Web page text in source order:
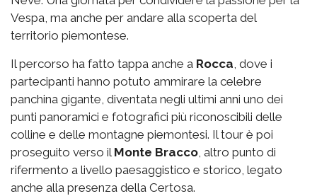
Vespa, ma anche per andare alla scoperta del
territorio piemontese.
Il percorso ha fatto tappa anche a Rocca, dove i
partecipanti hanno potuto ammirare la celebre
panchina gigante, diventata negli ultimi anni uno dei
punti panoramici e fotografici più riconoscibili delle
colline e delle montagne piemontesi. Il tour è poi
proseguito verso il Monte Bracco, altro punto di
rifermento a livello paesaggistico e storico, legato
anche alla presenza della Certosa.